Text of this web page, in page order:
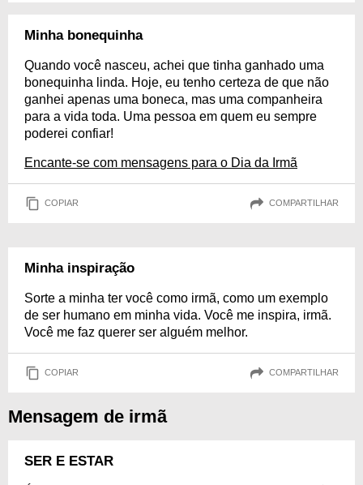
Minha bonequinha
Quando você nasceu, achei que tinha ganhado uma
bonequinha linda. Hoje, eu tenho certeza de que não
ganhei apenas uma boneca, mas uma companheira
para a vida toda. Uma pessoa em quem eu sempre
poderei confiar!
Encante-se com mensagens para o Dia da Irmã
COPIAR COMPARTILHAR
Minha inspiração
Sorte a minha ter você como irmã, como um exemplo
de ser humano em minha vida. Você me inspira, irmã.
Você me faz querer ser alguém melhor.
COPIAR COMPARTILHAR
Mensagem de irmã
SER E ESTAR